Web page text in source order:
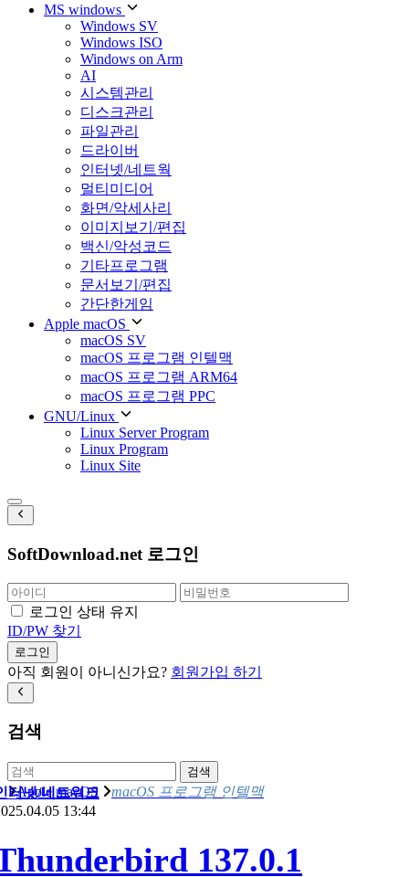
MS windows
Windows SV
Windows ISO
Windows on Arm
AI
시스템관리
디스크관리
파일관리
드라이버
인터넷/네트웍
멀티미디어
화면/악세사리
이미지보기/편집
백신/악성코드
기타프로그램
문서보기/편집
간단한게임
Apple macOS
macOS SV
macOS 프로그램 인텔맥
macOS 프로그램 ARM64
macOS 프로그램 PPC
GNU/Linux
Linux Server Program
Linux Program
Linux Site
SoftDownload.net 로그인
로그인 상태 유지
ID/PW 찾기
로그인
아직 회원이 아니신가요? 회원가입 하기
검색
검색
Apple macOS macOS 프로그램 인텔맥
터넷/네트워크
13:44
137.0.1